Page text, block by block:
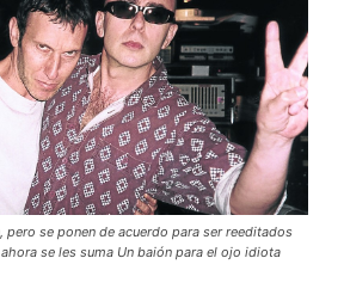
pero se ponen de acuerdo para ser reeditados
se les suma Un baión para el ojo idiota